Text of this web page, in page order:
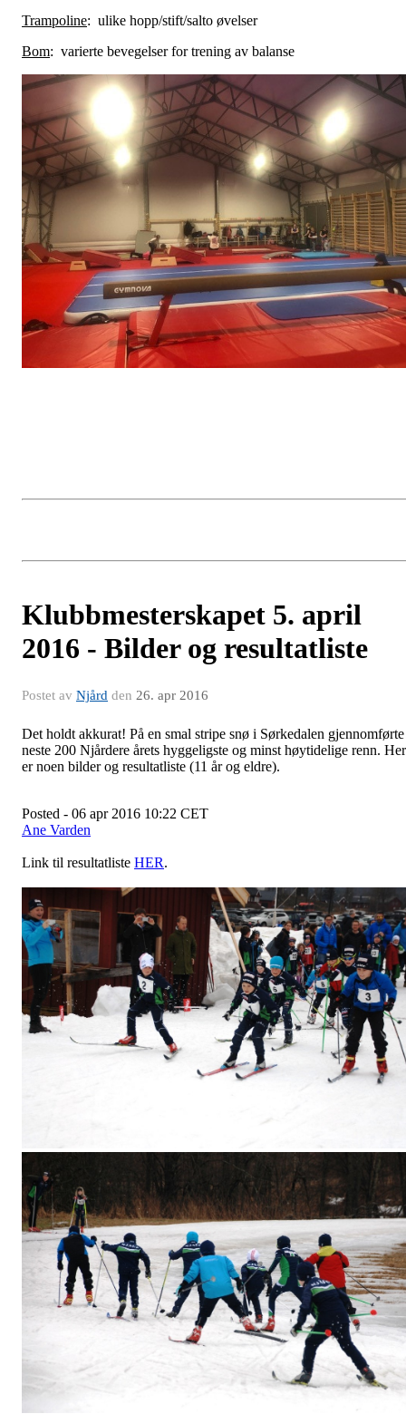
Trampoline: ulike hopp/stift/salto øvelser
Bom: varierte bevegelser for trening av balanse
​Klubbmesterskapet 5. april
2016 - Bilder og resultatliste
Postet av Njård den 26. apr 2016
Det holdt akkurat! På en smal stripe snø i Sørkedalen gjennomførte
neste 200 Njårdere årets hyggeligste og minst høytidelige renn. Her
er noen bilder og resultatliste (11 år og eldre).
Posted - 06 apr 2016 10:22 CET
Ane Varden
Link til resultatliste HER.